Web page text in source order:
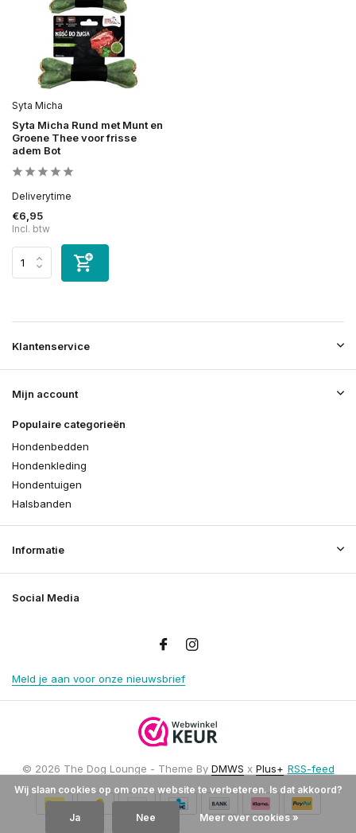
Syta Micha
Syta Micha Rund met Munt en
Groene Thee voor frisse
adem Bot
Deliverytime
€6,95
Incl. btw
Klantenservice
Mijn account
Populaire categorieën
Hondenbedden
Hondenkleding
Hondentuigen
Halsbanden
Informatie
Social Media
Meld je aan voor onze nieuwsbrief
© 2026 The Dog Lounge - Theme By DMWS x Plus+ RSS-feed
Wij slaan cookies op om onze website te verbeteren. Is dat akkoord?
Ja Nee Meer over cookies »